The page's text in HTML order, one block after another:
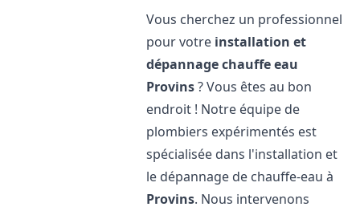
Vous cherchez un professionnel
pour votre installation et
dépannage chauffe eau
Provins? Vous êtes au bon
endroit ! Notre équipe de
plombiers expérimentés est
spécialisée dans l'installation et
le dépannage de chauffe-eau à
Provins. Nous intervenons